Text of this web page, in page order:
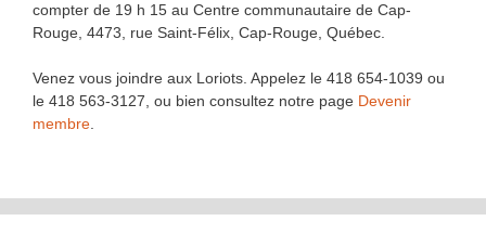
compter de 19 h 15 au Centre communautaire de Cap-
Rouge, 4473, rue Saint-Félix, Cap-Rouge, Québec.
Venez vous joindre aux Loriots. Appelez le 418 654-1039 ou
le 418 563-3127, ou bien consultez notre page Devenir
membre.